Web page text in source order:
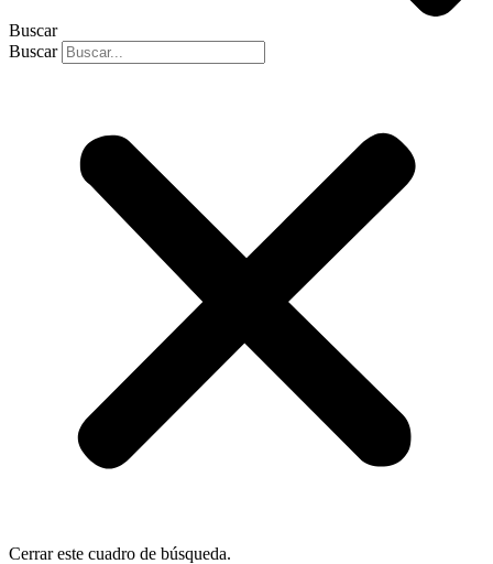
Buscar
Buscar
Cerrar este cuadro de búsqueda.